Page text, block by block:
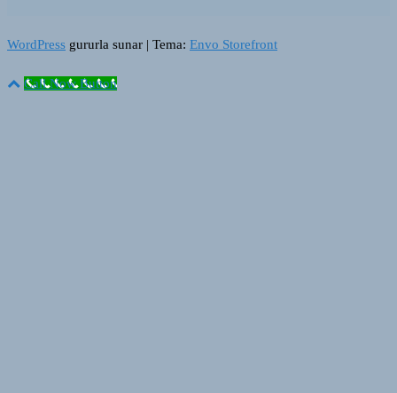
WordPress gururla sunar | Tema: Envo Storefront
Call Now Button